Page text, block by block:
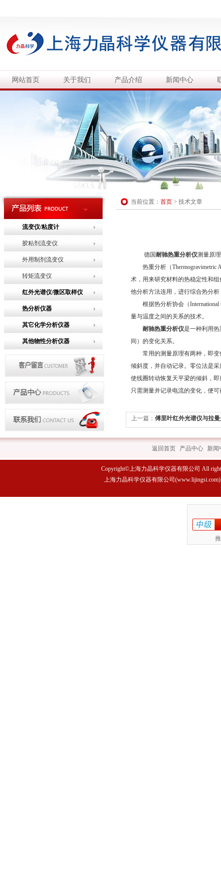
网站首页 关于我们 产品介绍 新闻中心
流变仪/粘度计
胶粘剂流变仪
外用制剂流变仪
转矩流变仪
红外光谱仪/微区取样仪
热分析仪器
其它化学分析仪器
其他物性分析仪器
当前位置： 首页 > 技术文章
德国耐驰热重分析仪测量原理
热重分析（Thermogravimetric
术，用来研究材料的热稳定性和
他分析方法连用，进行综合热分
根据热分析协会（International
量与温度之间的关系的技术。
耐驰热重分析仪是一种利用
间）的变化关系。
常用的测量原理有两种，即变
倾斜度，并自动记录。零位法是
使线圈转动恢复天平梁的倾斜，
只需测量并记录电流的变化，便
上一篇： 傅里叶红外光谱仪与拉
返回首页 产品中心 新闻
Copyright©上海力晶科学仪器有限公司 All
上海力晶科学仪器有限公司